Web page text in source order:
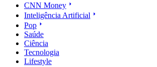
CNN Money
Inteligência Artificial
Pop
Saúde
Ciência
Tecnologia
Lifestyle